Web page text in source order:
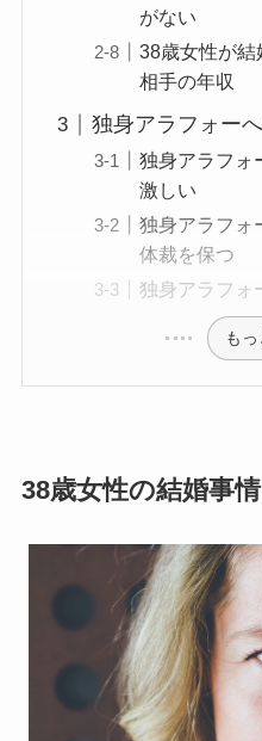
がない
38歳女性が結
相手の年収
独身アラフォー
独身アラフ
激しい
独身アラフ
体裁を保つ
独身アラフ
も
38歳女性の結婚事情